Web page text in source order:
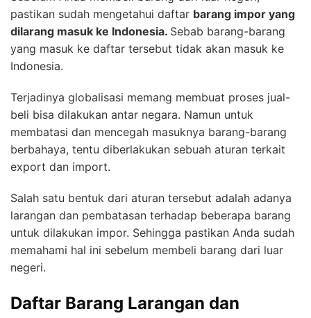
pastikan sudah mengetahui daftar barang impor yang
dilarang masuk ke Indonesia. Sebab barang-barang
yang masuk ke daftar tersebut tidak akan masuk ke
Indonesia.
Terjadinya globalisasi memang membuat proses jual-
beli bisa dilakukan antar negara. Namun untuk
membatasi dan mencegah masuknya barang-barang
berbahaya, tentu diberlakukan sebuah aturan terkait
export dan import.
Salah satu bentuk dari aturan tersebut adalah adanya
larangan dan pembatasan terhadap beberapa barang
untuk dilakukan impor. Sehingga pastikan Anda sudah
memahami hal ini sebelum membeli barang dari luar
negeri.
Daftar Barang Larangan dan